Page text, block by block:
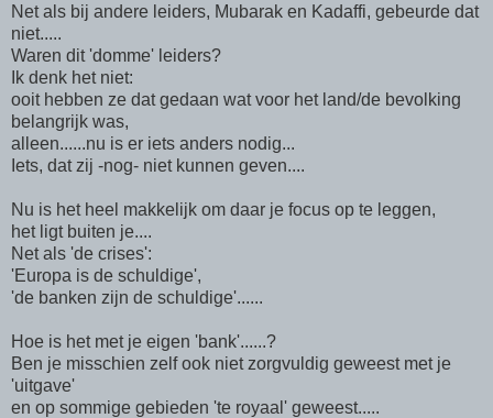
Net als bij andere leiders, Mubarak en Kadaffi, gebeurde dat
niet.....
Waren dit 'domme' leiders?
Ik denk het niet:
ooit hebben ze dat gedaan wat voor het land/de bevolking
belangrijk was,
alleen......nu is er iets anders nodig...
Iets, dat zij -nog- niet kunnen geven....
Nu is het heel makkelijk om daar je focus op te leggen,
het ligt buiten je....
Net als 'de crises':
'Europa is de schuldige',
'de banken zijn de schuldige'......
Hoe is het met je eigen 'bank'......?
Ben je misschien zelf ook niet zorgvuldig geweest met je
'uitgave'
en op sommige gebieden 'te royaal' geweest.....